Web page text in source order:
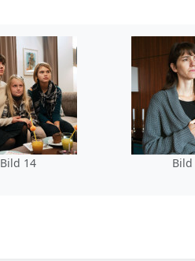
Bild 14 Bild